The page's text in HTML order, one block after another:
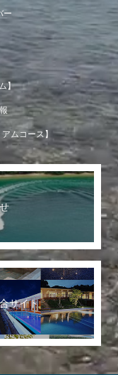
ー
】
ムコース】
サイト